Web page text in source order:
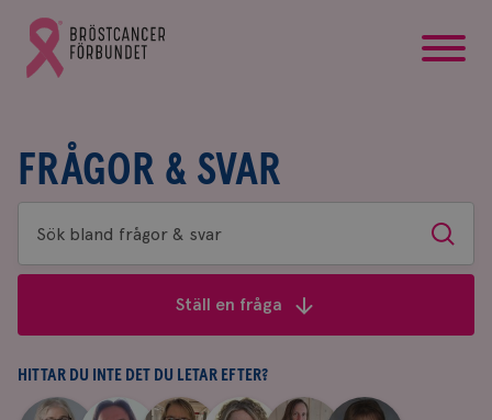
Gå
till
Bröstcancerförbundets
FRÅGOR & SVAR
Sök
bland
&
svar
Sök
Ställ en fråga
HITTAR DU INTE DET DU LETAR EFTER?
|
|
|
|